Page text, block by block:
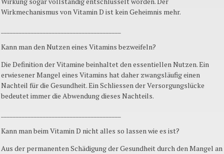
Wirkmechanismus von Vitamin D ist kein Geheimnis mehr.
Kann man den Nutzen eines Vitamins bezweifeln?
Die Definition der Vitamine beinhaltet den essentiellen Nutzen. Ein
erwiesener Mangel eines Vitamins hat daher zwangsläufig einen
Nachteil für die Gesundheit. Ein Schliessen der Versorgungslücke
bedeutet immer die Abwendung dieses Nachteils.
Kann man beim Vitamin D nicht alles so lassen wie es ist?
Aus der permanenten Schädigung der Gesundheit durch den Mangel an